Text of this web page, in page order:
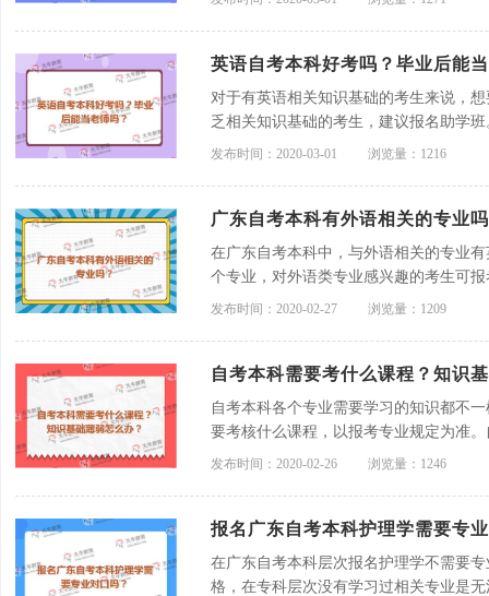
英语自考本科好考吗？毕业后能
对于有英语相关知识基础的考生来说，
乏相关知识基础的考生，建议报名助学
取教师资格证，就可以去应聘教师岗位。
发布时间：2020-03-01 浏览量：1216
广东自考本科有外语相关的专业
在广东自考本科中，与外语相关的专业
个专业，对外语类专业感兴趣的考生可
发布时间：2020-02-27 浏览量：1209
自考本科需要考什么课程？知识
自考本科各个专业需要学习的知识都不
要考核什么课程，以报考专业规定为准
十门，知识基础薄弱的考生建议报名助学
发布时间：2020-02-26 浏览量：1246
报名广东自考本科护理学需要专
在广东自考本科层次报名护理学不需要
格，在专科层次没有学习过相关专业是